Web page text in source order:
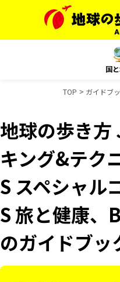
国
TOP ガイドブ
地球の歩き
キング&テク
S スペシャル
S 旅と健康、
のガイドブッ